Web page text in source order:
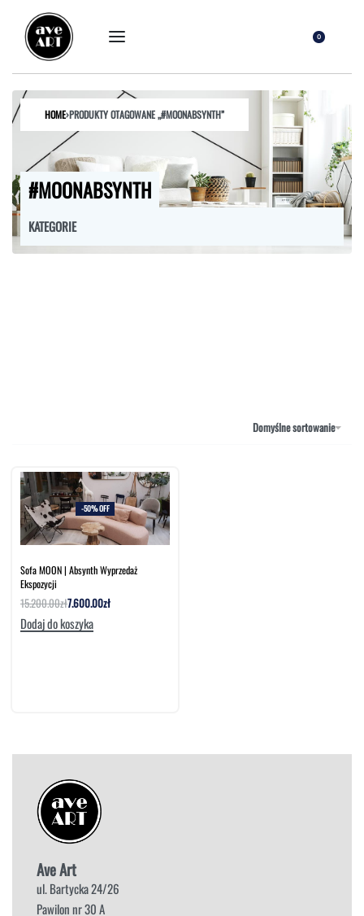
0
HOME›PRODUKTY OTAGOWANE „#MOONABSYNTH”
#MOONABSYNTH
KATEGORIE
STOŁY
SZAFKI I KOMODY
Domyślne sortowanie
-50% OFF
Sofa MOON | Absynth Wyprzedaż
Ekspozycji
15.200.00zł7.600.00zł
Dodaj do koszyka
Ave Art
ul. Bartycka 24/26
Pawilon nr 30 A